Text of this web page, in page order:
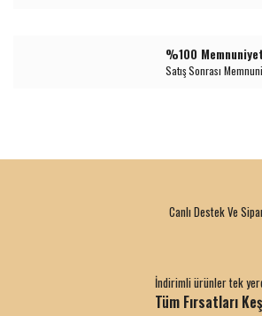
%100 Memnuniyet
Satış Sonrası
Canlı Destek Ve
İndirimli ürünler tek
Tüm Fırsatları